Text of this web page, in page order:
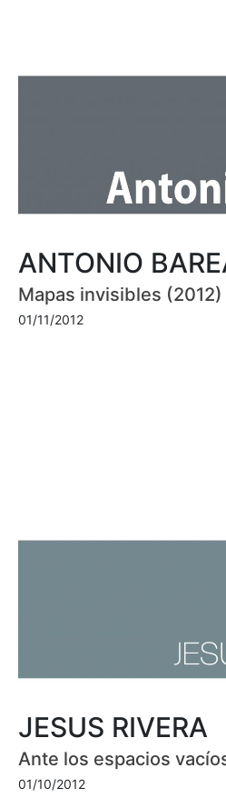
ANTONIO
Mapas invisibles (2012)
01/11/2012
JESUS RIVERA
Ante los espacios
01/10/2012